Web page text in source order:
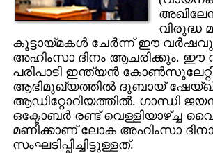
വിരുദ്ധ
കൂ‍ട്ടായ്മകള്‍ ചേര്‍ന്ന് ഈ
അഹിംസാ ദിനം ആചരിക്കും. ഈ
പരിപാടി ഇന്ത്യന്‍
ആഭിമുഖ്യത്തില്‍ ദുബായ് ഷേയ്ഖ്
ആഡിറ്റോറിയത്തില്‍. ഗാന്ധി
ഒക്ടോബര്‍ രണ്ട് വെള്ളിയാഴ്‌ച്ച
മണിക്കാണ് ലോക അഹിംസാ
സംഘടിപ്പിച്ചിട്ടുള്ളത്.